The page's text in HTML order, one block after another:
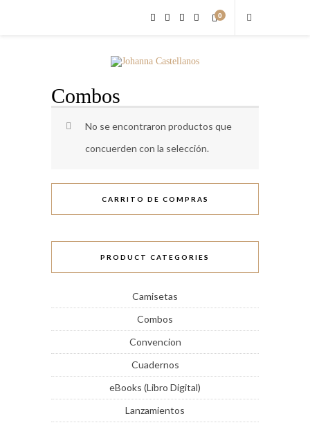
0
Combos
No se encontraron productos que
concuerden con la selección.
CARRITO DE COMPRAS
PRODUCT CATEGORIES
Camisetas
Combos
Convencion
Cuadernos
eBooks (Libro Digital)
Lanzamientos